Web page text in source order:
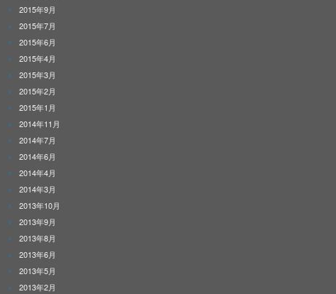
2015年9月
2015年7月
2015年6月
2015年4月
2015年3月
2015年2月
2015年1月
2014年11月
2014年7月
2014年6月
2014年4月
2014年3月
2013年10月
2013年9月
2013年8月
2013年6月
2013年5月
2013年2月